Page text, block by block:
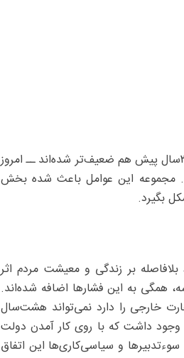
وی افزود: حال تصور کنید علاوه بر این، ساختارهای ناکارآمد ــ که نسبت به ۲۰ یا ۳۰‌سال پیش هم ضعیف‌تر شده‌اند ــ امروز
مجموعه این عوامل باعث شده بخش
بگیرد.
بر زندگی و معیشت مردم اثر
همگی به این فشارها اضافه شده‌اند.
خارجی را دارد نمی‌تواند هشت‌سال
مسیر شدیم و این امید وجود داشت که با روی کار آمدن دولت
و سیاسی‌کاری‌ها این اتفاق